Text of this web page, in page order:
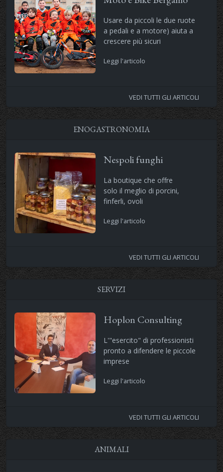
Usare da piccoli le due ruote
a pedali e a motore) aiuta a
crescere più sicuri
Leggi l'articolo
VEDI TUTTI GLI ARTICOLI
ENOGASTRONOMIA
Nespoli funghi
La boutique che offre
solo il meglio di porcini,
finferli, ovoli
Leggi l'articolo
VEDI TUTTI GLI ARTICOLI
SERVIZI
Hoplon Consulting
L'"esercito" di professionisti
pronto a difendere le piccole
imprese
Leggi l'articolo
VEDI TUTTI GLI ARTICOLI
ANIMALI